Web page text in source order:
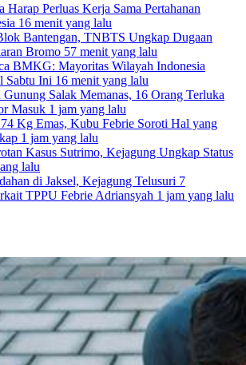
Harap Perluas Kerja Sama Pertahanan
16 menit yang lalu
Bantengan, TNBTS Ungkap Dugaan
Bromo 57 menit yang lalu
BMKG: Mayoritas Wilayah Indonesia
Sabtu Ini 16 menit yang lalu
Salak Memanas, 16 Orang Terluka
Masuk 1 jam yang lalu
Kg Emas, Kubu Febrie Soroti Hal yang
1 jam yang lalu
Kasus Sutrimo, Kejagung Ungkap Status
lalu
di Jaksel, Kejagung Telusuri 7
TPPU Febrie Adriansyah 1 jam yang lalu